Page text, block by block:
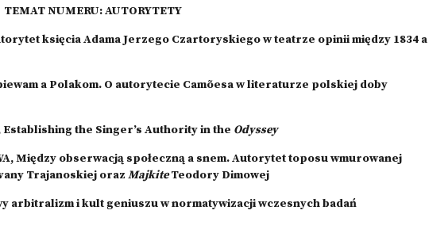
TEMAT NUMERU: AUTORYTETY
księcia Adama Jerzego Czartoryskiego w teatrze opinii między 1834 a
a Polakom. O autorytecie Camõesa w literaturze polskiej doby
Establishing the Singer’s Authority in the Odyssey
Między obserwacją społeczną a snem. Autorytet toposu wmurowanej
Trajanoskiej oraz MajkiteTeodory Dimowej
arbitralizm i kult geniuszu w normatywizacji wczesnych badań